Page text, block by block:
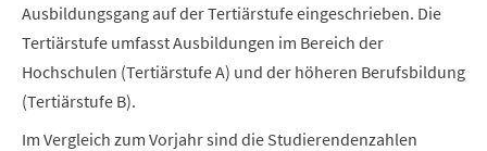
Ausbildungsgang auf der Tertiärstufe eingeschrieben. Die
Tertiärstufe umfasst Ausbildungen im Bereich der
Hochschulen (Tertiärstufe A) und der höheren Berufsbildung
(Tertiärstufe B).
Im Vergleich zum Vorjahr sind die Studierendenzahlen